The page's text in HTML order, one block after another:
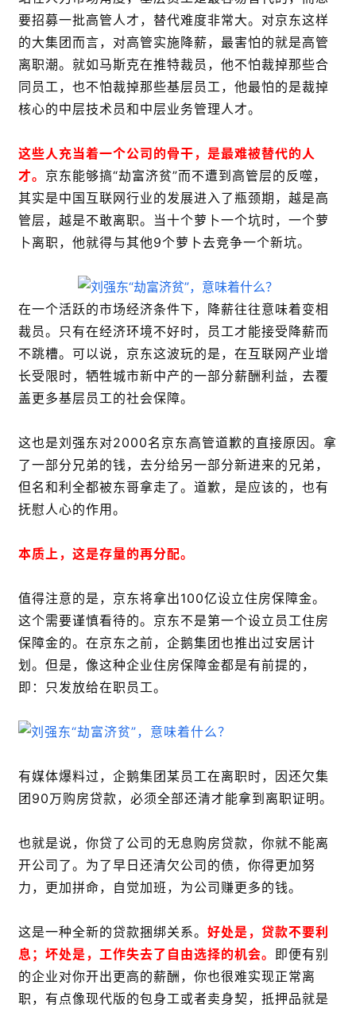
要招募一批高管人才，替代难度非常大。对京东这样
的大集团而言，对高管实施降薪，最害怕的就是高管
离职潮。就如马斯克在推特裁员，他不怕裁掉那些合
同员工，也不怕裁掉那些基层员工，他最怕的是裁掉
核心的中层技术员和中层业务管理人才。
这些人充当着一个公司的骨干，是最难被替代的人
才。 京东能够搞“劫富济贫”而不遭到高管层的反噬，
其实是中国互联网行业的发展进入了瓶颈期，越是高
管层，越是不敢离职。当十个萝卜一个坑时，一个萝
卜离职，他就得与其他9个萝卜去竞争一个新坑。
在一个活跃的市场经济条件下，降薪往往意味着变相
裁员。只有在经济环境不好时，员工才能接受降薪而
不跳槽。可以说，京东这波玩的是，在互联网产业增
长受限时，牺牲城市新中产的一部分薪酬利益，去覆
盖更多基层员工的社会保障。
这也是刘强东对2000名京东高管道歉的直接原因。拿
了一部分兄弟的钱，去分给另一部分新进来的兄弟，
但名和利全都被东哥拿走了。道歉，是应该的，也有
抚慰人心的作用。
本质上，这是存量的再分配。
值得注意的是，京东将拿出100亿设立住房保障金。
这个需要谨慎看待的。京东不是第一个设立员工住房
保障金的。在京东之前，企鹅集团也推出过安居计
划。但是，像这种企业住房保障金都是有前提的，
即：只发放给在职员工。
有媒体爆料过，企鹅集团某员工在离职时，因还欠集
团90万购房贷款，必须全部还清才能拿到离职证明。
也就是说，你贷了公司的无息购房贷款，你就不能离
开公司了。为了早日还清欠公司的债，你得更加努
力，更加拼命，自觉加班，为公司赚更多的钱。
这是一种全新的贷款捆绑关系。 好处是，贷款不要利
息；坏处是，工作失去了自由选择的机会。 即便有别
的企业对你开出更高的薪酬，你也很难实现正常离
职，有点像现代版的包身工或者卖身契，抵押品就是